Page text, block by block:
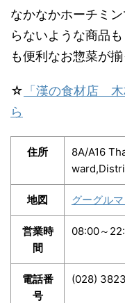
なかなかホーチミ
らないような商品
も便利なお惣菜が
☆ 「漢の食材店
ら
住所
8A/A16
地図 グーグル
営業時
間
08:00～
電話番
号
(028)